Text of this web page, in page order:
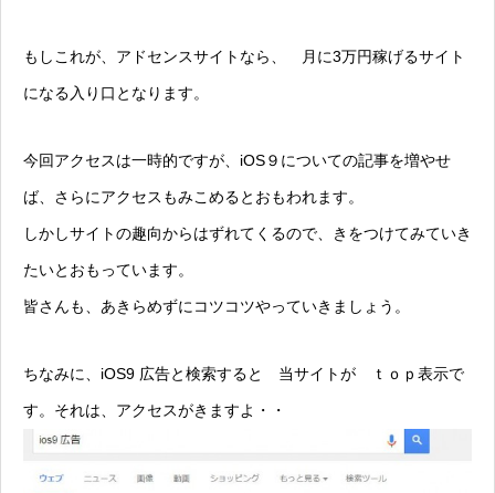
もしこれが、アドセンスサイトなら、 月に3万円稼げるサイト
になる入り口となります。
今回アクセスは一時的ですが、iOS９についての記事を増やせ
ば、さらにアクセスもみこめるとおもわれます。
しかしサイトの趣向からはずれてくるので、きをつけてみていき
たいとおもっています。
皆さんも、あきらめずにコツコツやっていきましょう。
ちなみに、iOS9 広告と検索すると 当サイトが ｔｏｐ表示で
す。それは、アクセスがきますよ・・